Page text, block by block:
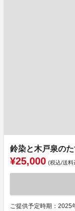
鈴染と木戸泉の
¥25,000 (税込/送料
ご提供予定時期：2025